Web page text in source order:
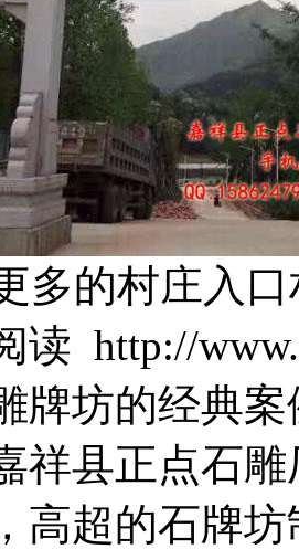
的村庄入口
读 http://
牌坊的经典
祥县正点石
高超的石牌